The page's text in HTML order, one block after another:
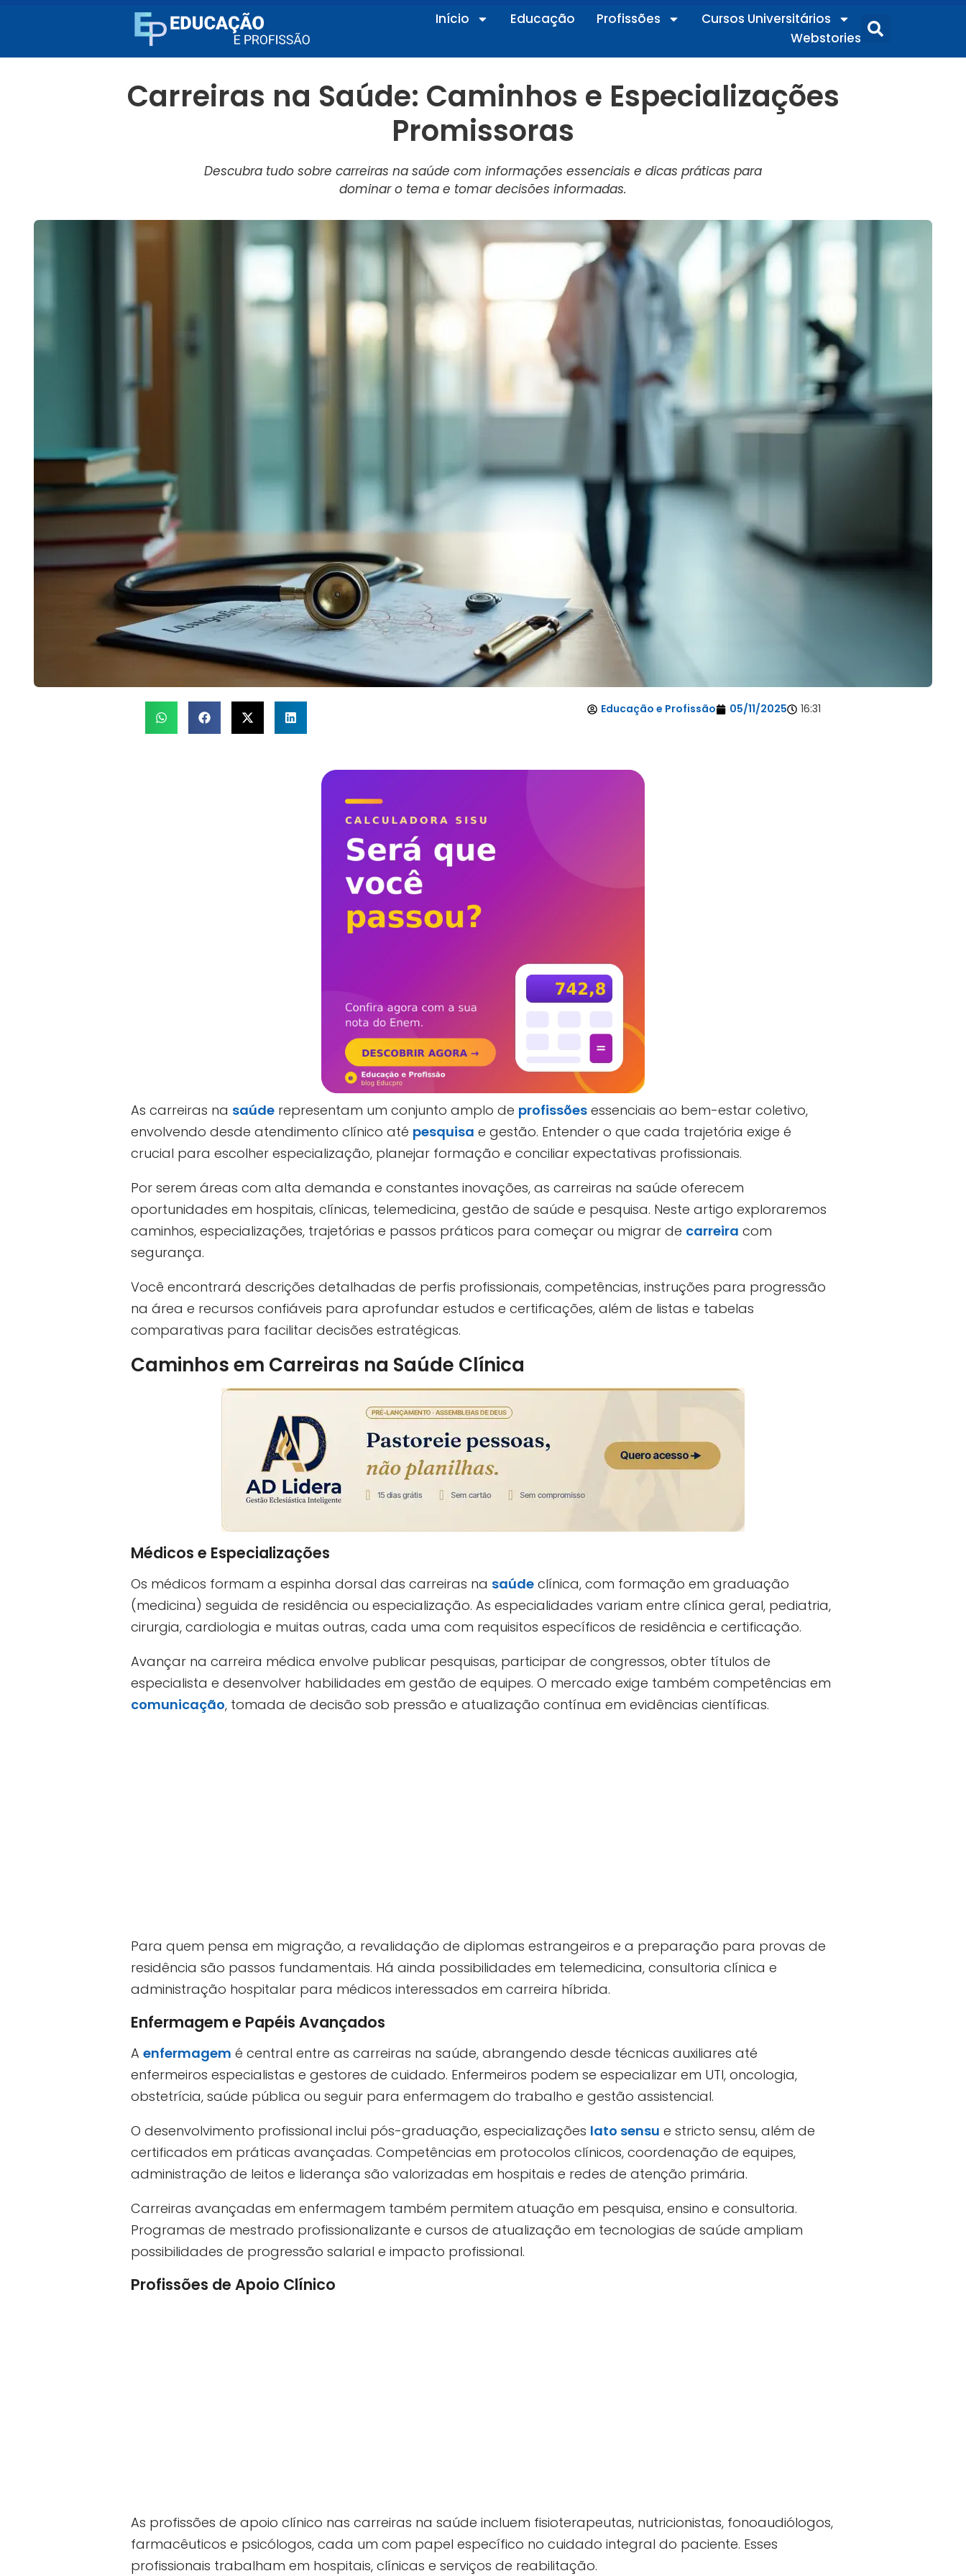
Início Educação Profissões
Cursos Universitários
Webstories
Carreiras na Saúde: Caminhos e Especializações
Promissoras
Descubra tudo sobre carreiras na saúde com informações essenciais e dicas práticas para
dominar o tema e tomar decisões informadas.
Educação e Profissão 05/11/2025 16:31
As carreiras na saúde representam um conjunto amplo de profissões essenciais ao bem-estar coletivo,
envolvendo desde atendimento clínico até pesquisa e gestão. Entender o que cada trajetória exige é
crucial para escolher especialização, planejar formação e conciliar expectativas profissionais.
Por serem áreas com alta demanda e constantes inovações, as carreiras na saúde oferecem
oportunidades em hospitais, clínicas, telemedicina, gestão de saúde e pesquisa. Neste artigo exploraremos
caminhos, especializações, trajetórias e passos práticos para começar ou migrar de carreira com
segurança.
Você encontrará descrições detalhadas de perfis profissionais, competências, instruções para progressão
na área e recursos confiáveis para aprofundar estudos e certificações, além de listas e tabelas
comparativas para facilitar decisões estratégicas.
Caminhos em Carreiras na Saúde Clínica
Médicos e Especializações
Os médicos formam a espinha dorsal das carreiras na saúde clínica, com formação em graduação
(medicina) seguida de residência ou especialização. As especialidades variam entre clínica geral, pediatria,
cirurgia, cardiologia e muitas outras, cada uma com requisitos específicos de residência e certificação.
Avançar na carreira médica envolve publicar pesquisas, participar de congressos, obter títulos de
especialista e desenvolver habilidades em gestão de equipes. O mercado exige também competências em
comunicação, tomada de decisão sob pressão e atualização contínua em evidências científicas.
Para quem pensa em migração, a revalidação de diplomas estrangeiros e a preparação para provas de
residência são passos fundamentais. Há ainda possibilidades em telemedicina, consultoria clínica e
administração hospitalar para médicos interessados em carreira híbrida.
Enfermagem e Papéis Avançados
A enfermagem é central entre as carreiras na saúde, abrangendo desde técnicas auxiliares até
enfermeiros especialistas e gestores de cuidado. Enfermeiros podem se especializar em UTI, oncologia,
obstetrícia, saúde pública ou seguir para enfermagem do trabalho e gestão assistencial.
O desenvolvimento profissional inclui pós-graduação, especializações lato sensu e stricto sensu, além de
certificados em práticas avançadas. Competências em protocolos clínicos, coordenação de equipes,
administração de leitos e liderança são valorizadas em hospitais e redes de atenção primária.
Carreiras avançadas em enfermagem também permitem atuação em pesquisa, ensino e consultoria.
Programas de mestrado profissionalizante e cursos de atualização em tecnologias de saúde ampliam
possibilidades de progressão salarial e impacto profissional.
Profissões de Apoio Clínico
As profissões de apoio clínico nas carreiras na saúde incluem fisioterapeutas, nutricionistas, fonoaudiólogos,
farmacêuticos e psicólogos, cada um com papel específico no cuidado integral do paciente. Esses
profissionais trabalham em hospitais, clínicas e serviços de reabilitação.